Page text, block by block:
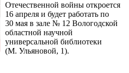
Отечественной войны откроется
16 апреля и будет работать по
30 мая в зале № 12 Вологодской
областной научной
универсальной библиотеки
(М. Ульяновой, 1).